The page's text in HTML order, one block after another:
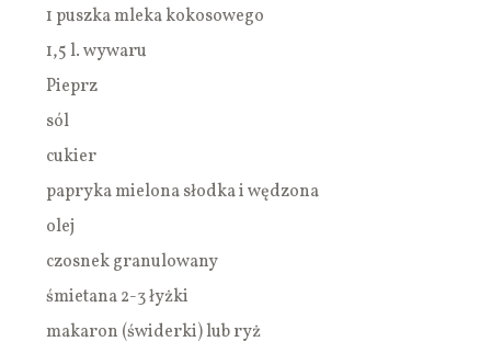
1 puszka mleka kokosowego
1,5 l. wywaru
Pieprz
sól
cukier
papryka mielona słodka i wędzona
olej
czosnek granulowany
śmietana 2-3 łyżki
makaron (świderki) lub ryż